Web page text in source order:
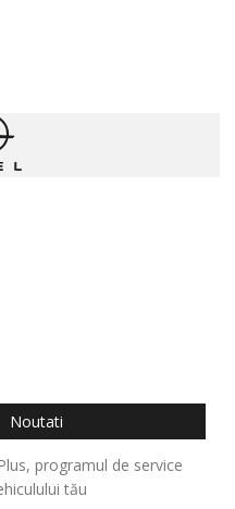
Noutati
programul de service
tău